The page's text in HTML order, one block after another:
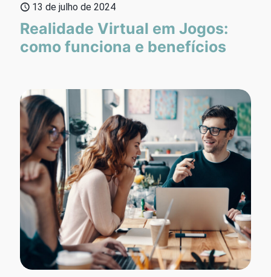
13 de julho de 2024
Realidade Virtual em Jogos:
como funciona e benefícios